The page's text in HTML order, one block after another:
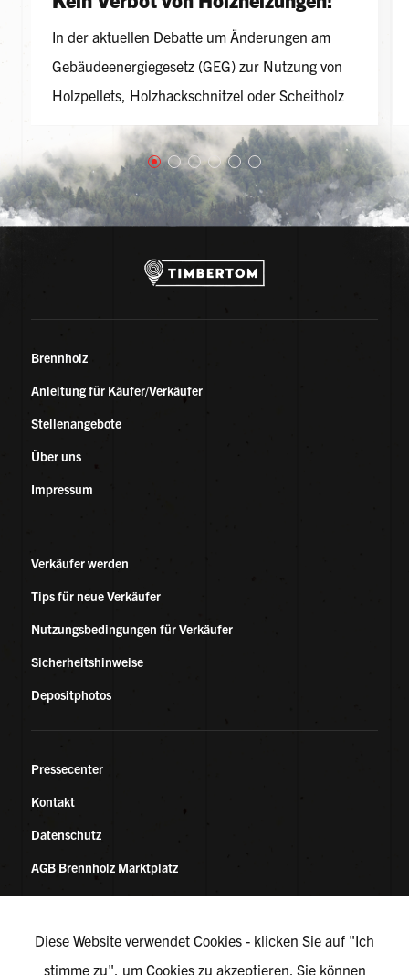
In der aktuellen Debatte um Änderungen am
Gebäudeenergiegesetz (GEG) zur Nutzung von
Holzpellets, Holzhackschnitzel oder Scheitholz
ist Bewegung gekommen. Trotzdem muss mehr
Druck gemacht werden, wenn wir weiterhin eine
sinnvolle Nutzung von Biomasse zur
Wärmeerzeugung erhalten wollen.
Brennholz
Anleitung für Käufer/Verkäufer
Stellenangebote
Über uns
Impressum
Verkäufer werden
Tips für neue Verkäufer
Nutzungsbedingungen für Verkäufer
Sicherheitshinweise
Depositphotos
Pressecenter
Kontakt
Datenschutz
AGB Brennholz Marktplatz
KONTAKT
Diese Website verwendet Cookies - klicken Sie auf "Ich
stimme zu", um Cookies zu akzeptieren. Sie können